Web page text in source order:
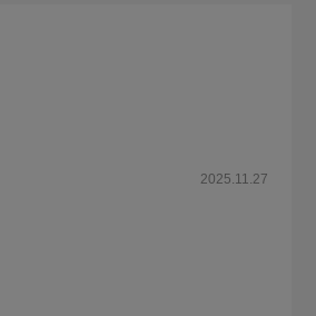
2025.11.27